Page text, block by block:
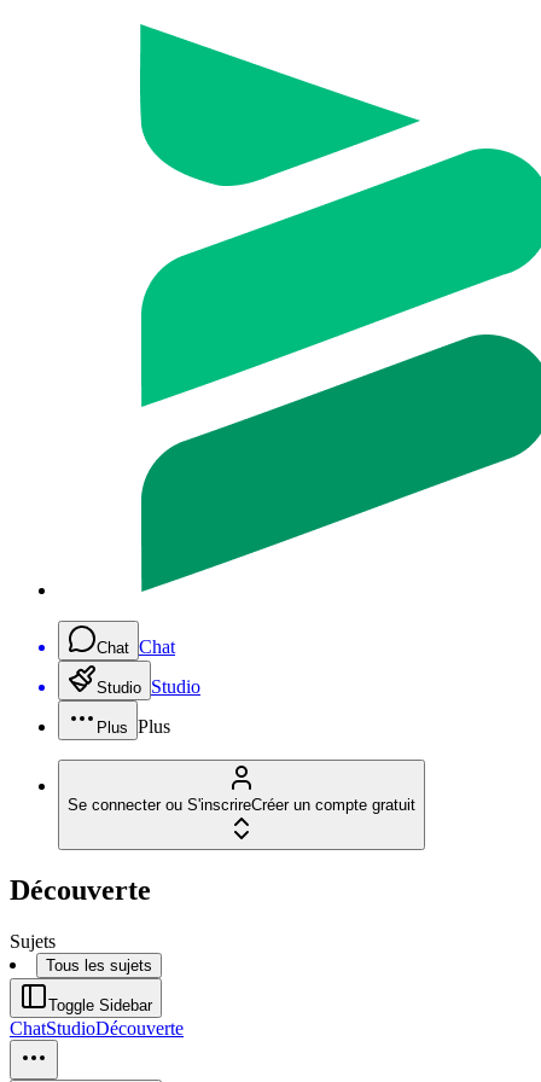
Chat Chat
Studio Studio
Plus Plus
Se connecter ou S'inscrireCréer un compte gratuit
Découverte
Sujets
Tous les sujets
Toggle Sidebar
ChatStudioDécouverte